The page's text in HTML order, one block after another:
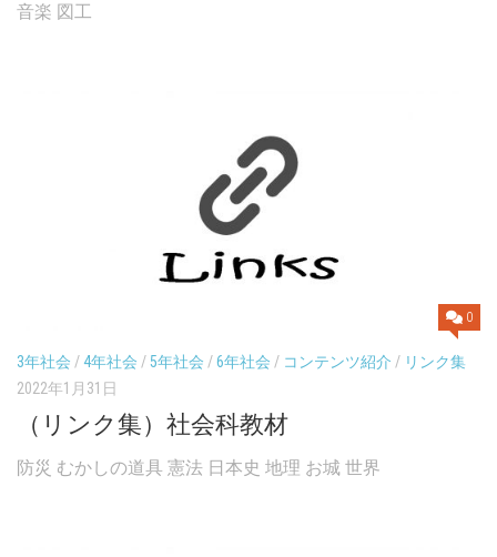
音楽 図工
0
3年社会 /4年社会 /5年社会 /6年社会 / コンテンツ紹介 / リンク集
2022年1月31日
（リンク集）社会科教材
防災 むかしの道具 憲法 日本史 地理 お城 世界